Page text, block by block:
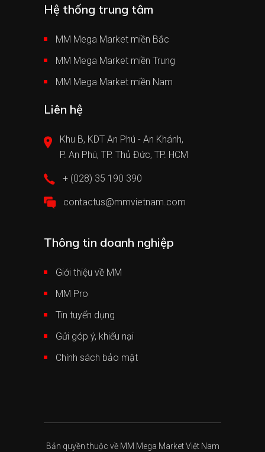
Hệ thống trung tâm
MM Mega Market miền Bắc
MM Mega Market miền Trung
MM Mega Market miền Nam
Liên hệ
Khu B, KDT An Phú - An Khánh,
P. An Phú, TP. Thủ Đức, TP. HCM
+ (028) 35 190 390
contactus@mmvietnam.com
Thông tin doanh nghiệp
Giới thiệu về MM
MM Pro
Tin tuyển dụng
Gửi góp ý, khiếu nại
Chính sách bảo mật
Bản quyền thuộc về MM Mega Market Việt Nam